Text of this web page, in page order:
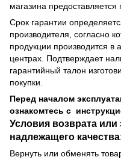
магазина предоставляется
Срок гарантии
производителя, согласно
продукции производится в
центрах. Подтверждает
гарантийный талон
покупки.
Перед началом
ознакомтесь с
Условия возврата
надлежащего
Вернуть или обменять